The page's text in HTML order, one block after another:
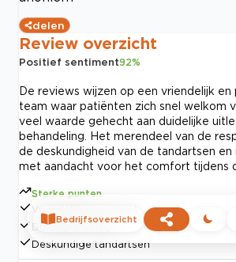
delen
Review overzicht
Positief sentiment92%
De reviews wijzen op een vriendelijk en
team waar patiënten zich snel welkom
veel waarde gehecht aan duidelijke
behandeling. Het merendeel van de
de deskundigheid van de tandartsen en
met aandacht voor het comfort tijdens
Sterke punten
Vriendelijk personeel
Duidelijke uitleg
Deskundige tandartsen
Bedrijfsoverzicht